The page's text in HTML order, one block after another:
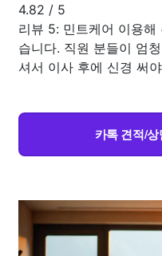
4.82 / 5
리뷰 5: 민트케어 이용해
습니다. 직원 분들이 엄
셔서 이사 후에 신경 써
카톡 견적/